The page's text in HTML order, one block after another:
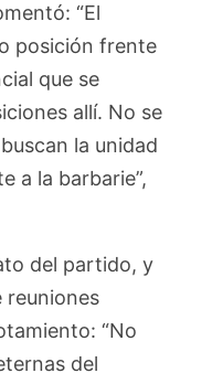
“El
posición frente
que se
allí. No se
la unidad
a la barbarie”,
del partido, y
reuniones
“No
del